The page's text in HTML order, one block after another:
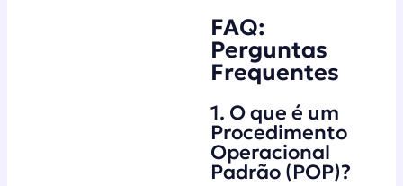
FAQ:
Perguntas
Frequentes
1. O que é um
Procedimento
Operacional
Padrão (POP)?